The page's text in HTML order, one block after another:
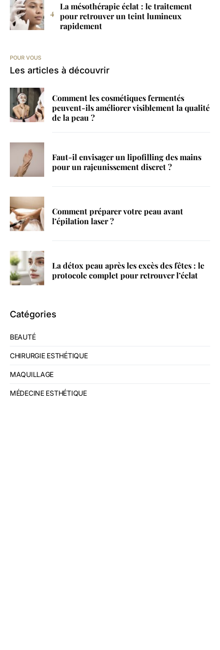
La mésothérapie éclat : le traitement
pour retrouver un teint lumineux
rapidement
POUR VOUS
Les articles à découvrir
Comment les cosmétiques fermentés
peuvent-ils améliorer visiblement la qualité
de la peau ?
Faut-il envisager un lipofilling des mains
pour un rajeunissement discret ?
Comment préparer votre peau avant
l’épilation laser ?
La détox peau après les excès des fêtes : le
protocole complet pour retrouver l’éclat
Catégories
BEAUTÉ
CHIRURGIE ESTHÉTIQUE
MAQUILLAGE
MÉDECINE ESTHÉTIQUE